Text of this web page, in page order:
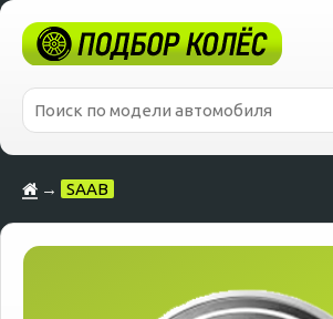
→ SAAB